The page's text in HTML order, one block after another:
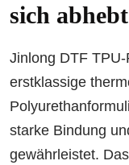
sich abhebt
Jinlong DTF
erstklassige
starke Bindung
gewährleistet.